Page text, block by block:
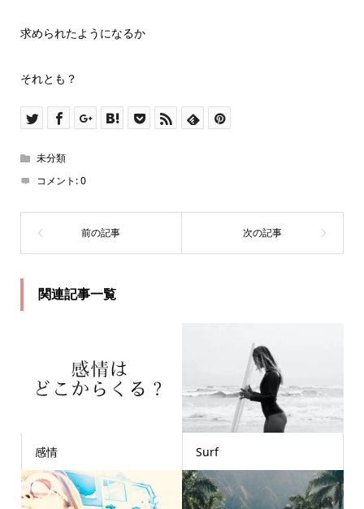
求められたようになるか
それとも？
未分類
コメント:0
関連記事一覧
感情 Surf